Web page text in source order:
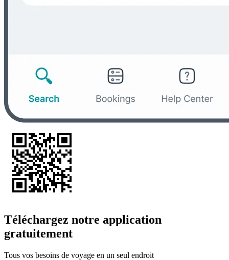
Téléchargez notre application
gratuitement
Tous vos besoins de voyage en un seul endroit